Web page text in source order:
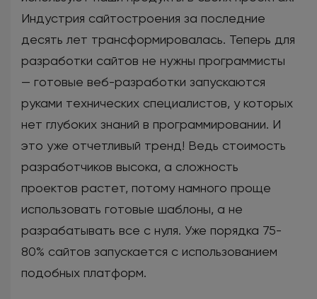
Индустрия сайтостроения за последние
десять лет трансформировалась. Теперь для
разработки сайтов не нужны программисты
— готовые веб-разработки запускаются
руками технических специалистов, у которых
нет глубоких знаний в программировании. И
это уже отчетливый тренд! Ведь стоимость
разработчиков высока, а сложность
проектов растет, потому намного проще
использовать готовые шаблоны, а не
разрабатывать все с нуля. Уже порядка 75-
80% сайтов запускается с использованием
подобных платформ.